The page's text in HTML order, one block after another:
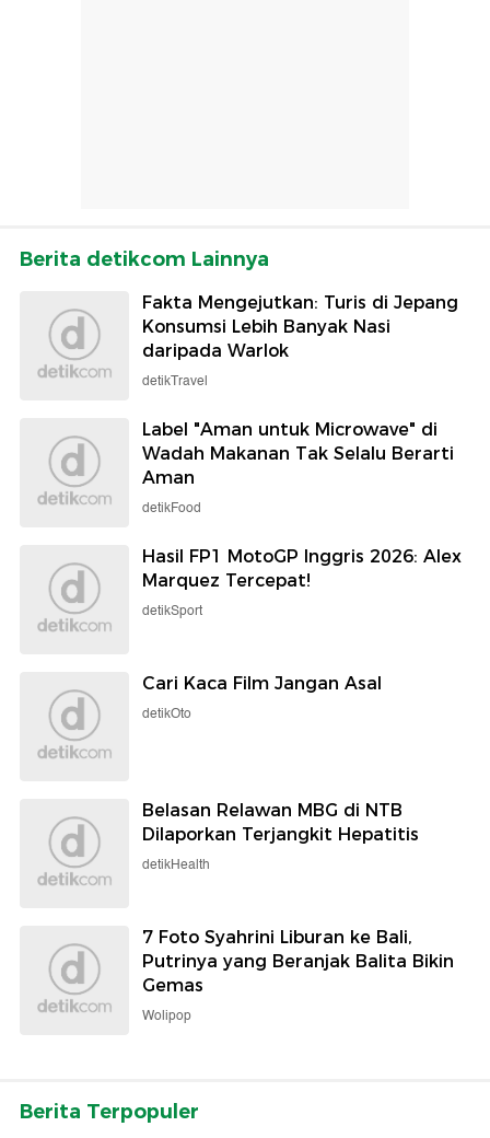
Berita detikcom Lainnya
Fakta Mengejutkan: Turis di Jepang
Konsumsi Lebih Banyak Nasi
daripada Warlok
detikTravel
Label "Aman untuk Microwave" di
Wadah Makanan Tak Selalu Berarti
Aman
detikFood
Hasil FP1 MotoGP Inggris 2026: Alex
Marquez Tercepat!
detikSport
Cari Kaca Film Jangan Asal
detikOto
Belasan Relawan MBG di NTB
Dilaporkan Terjangkit Hepatitis
detikHealth
7 Foto Syahrini Liburan ke Bali,
Putrinya yang Beranjak Balita Bikin
Gemas
Wolipop
Berita Terpopuler